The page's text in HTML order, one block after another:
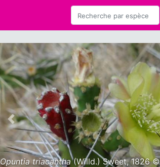
Opuntia triacantha(Willd.) Sweet, 1826
Previous